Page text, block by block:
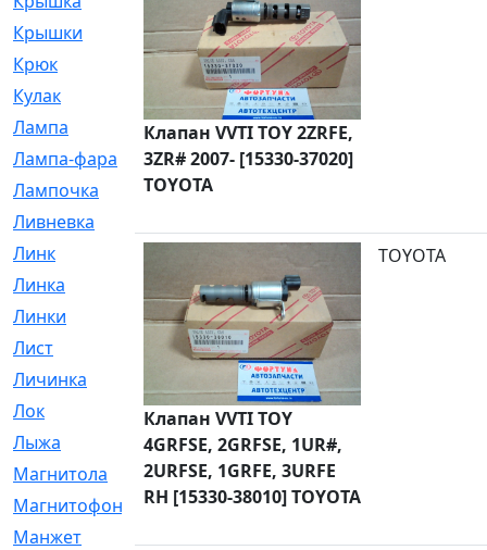
Крышки
[4]
Крюк
[1]
Кулак
[9]
Лампа
[128]
Лампа-фара
[4]
Лампочка
[209]
Ливневка
Линк
Линка
[64]
Линки
[913]
Лист
[144]
Личинка
Лок
[1]
Лыжа
[23]
Магнитола
[11]
Магнитофон
[1]
Манжет
Клапан VVTI TOY 2ZRFE,
3ZR# 2007- [15330-37020]
TOYOTA
Клапан VVTI TOY
4GRFSE, 2GRFSE, 1UR#,
2URFSE, 1GRFE, 3URFE
RH [15330-38010] TOYOTA
TOYOTA